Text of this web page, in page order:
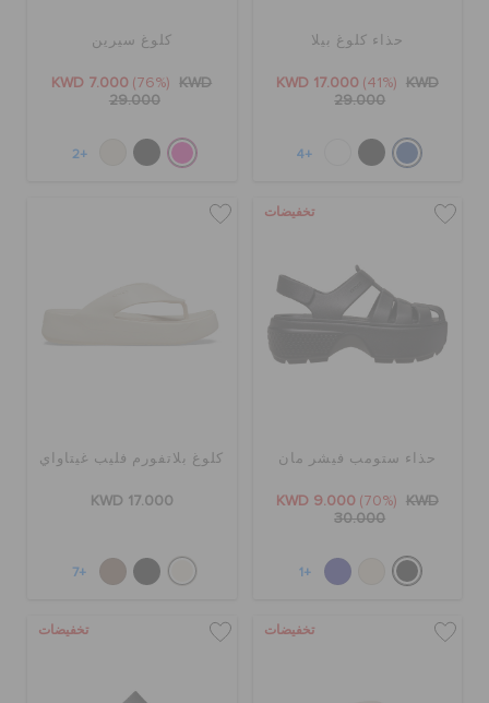
حذاء كلوغ بيلا
KWD 17.000 (41%)
KWD
29.000
+4
كلوغ سيرين
KWD 7.000 (76%)
KWD
29.000
+2
تخفيضات
حذاء ستومب فيشر مان
KWD 9.000 (70%)
KWD
30.000
+1
كلوغ بلاتفورم فليب غيتاواي
KWD 17.000
+7
تخفيضات تخفيضات